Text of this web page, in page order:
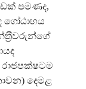
පමණද,
ගෝඨාභය
දෙමළ